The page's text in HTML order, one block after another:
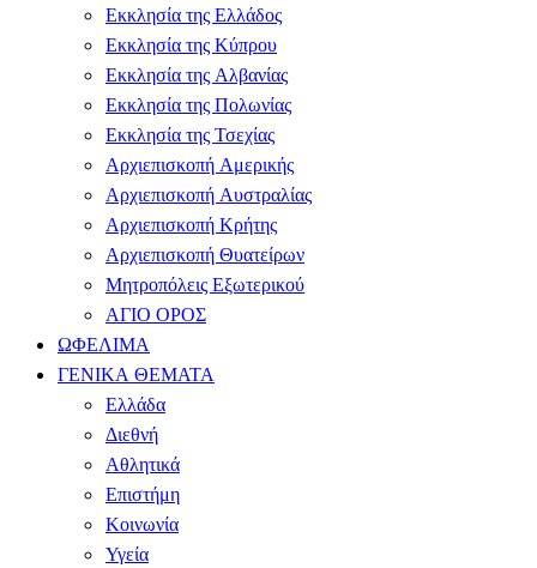
Εκκλησία της Ελλάδος
Εκκλησία της Κύπρου
Εκκλησία της Αλβανίας
Εκκλησία της Πολωνίας
Εκκλησία της Τσεχίας
Αρχιεπισκοπή Αμερικής
Αρχιεπισκοπή Αυστραλίας
Αρχιεπισκοπή Κρήτης
Αρχιεπισκοπή Θυατείρων
Μητροπόλεις Εξωτερικού
ΑΓΙΟ ΟΡΟΣ
ΩΦΕΛΙΜΑ
ΓΕΝΙΚΑ ΘΕΜΑΤΑ
Ελλάδα
Διεθνή
Αθλητικά
Επιστήμη
Κοινωνία
Υγεία